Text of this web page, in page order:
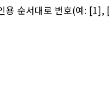
용 순서대로 번호(예: